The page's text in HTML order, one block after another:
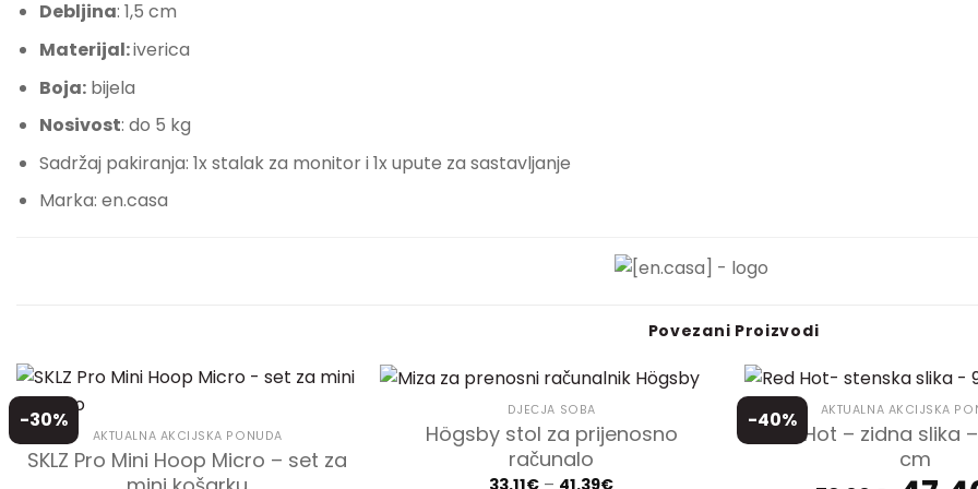
Debljina: 1,5 cm
Materijal:iverica
Boja:bijela
Nosivost: do 5 kg
Sadržaj pakiranja: 1x stalak za monitor i 1x upute za sastavljanje
Marka: en.casa
Povezani Proizvodi
-30%
AKTUALNA AKCIJSKA PONUDA
SKLZ Pro Mini Hoop Micro – set za
DJEČJA SOBA
Högsby stol za prijenosno
računalo
33.11€ – 41.39€Price
-40% AKTUALNA AKCIJSKA
Red Hot – zidna slika
cm
Izvorna